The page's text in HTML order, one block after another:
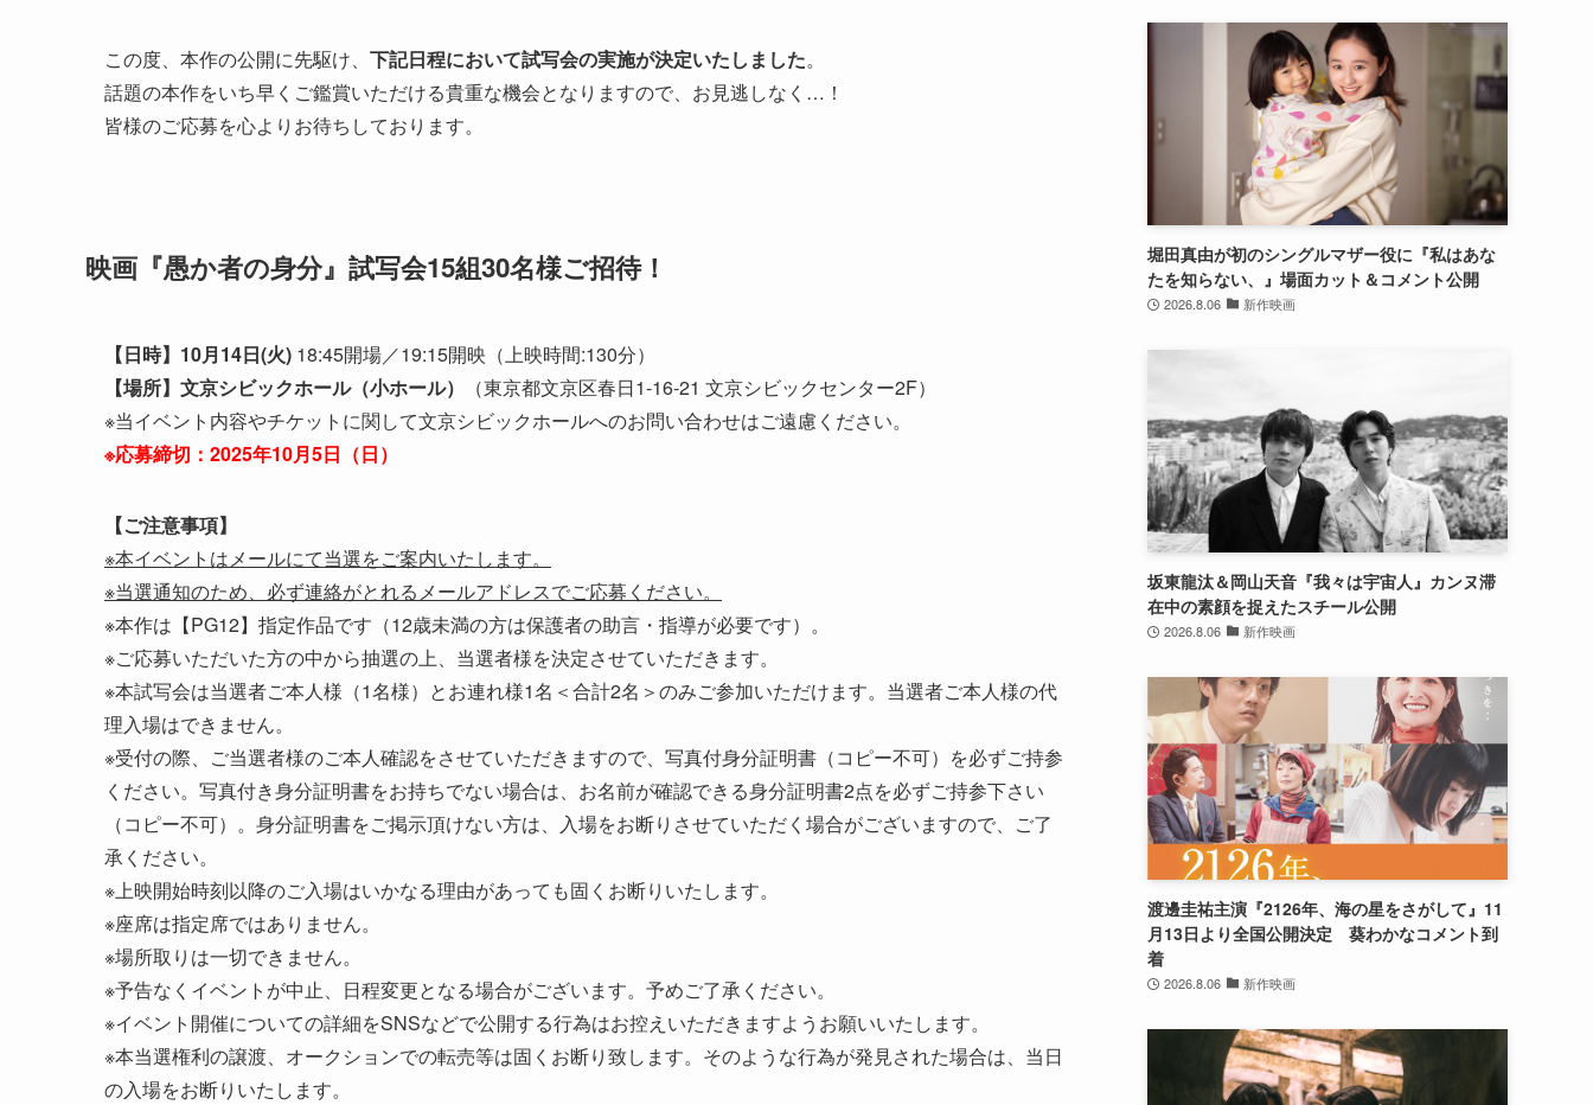
この度、本作の公開に先駆け、 下記日程において試写会の実施が決定いたしました。
話題の本作をいち早くご鑑賞いただける貴重な機会となりますので、お見逃しなく…！
皆様のご応募を心よりお待ちしております。
映画『愚か者の身分』試写会15組30名様ご招待！
【日時】10月14日(火) 18:45開場／19:15開映（上映時間:130分）
【場所】文京シビックホール（小ホール）
（東京都文京区春日1-16-21 文京シビックセンター2F）
※当イベント内容やチケットに関して文京シビックホールへのお問い合わせはご遠慮ください。
※応募締切：2025年10月5日（日）
【ご注意事項】
※本イベントはメールにて当選をご案内いたします。
※当選通知のため、必ず連絡がとれるメールアドレスでご応募ください。
※本作は【PG12】指定作品です（12歳未満の方は保護者の助言・指導が必要です）。
※ご応募いただいた方の中から抽選の上、当選者様を決定させていただきます。
※本試写会は当選者ご本人様（1名様）とお連れ様1名＜合計2名＞のみご参加いただけます。当選者ご本人様の代
理入場はできません。
※受付の際、ご当選者様のご本人確認をさせていただきますので、写真付身分証明書（コピー不可）を必ずご持参
ください。写真付き身分証明書をお持ちでない場合は、お名前が確認できる身分証明書2点を必ずご持参下さい
（コピー不可）。身分証明書をご掲示頂けない方は、入場をお断りさせていただく場合がございますので、ご了
承ください。
※上映開始時刻以降のご入場はいかなる理由があっても固くお断りいたします。
※座席は指定席ではありません。
※場所取りは一切できません。
※予告なくイベントが中止、日程変更となる場合がございます。予めご了承ください。
※イベント開催についての詳細をSNSなどで公開する行為はお控えいただきますようお願いいたします。
※本当選権利の譲渡、オークションでの転売等は固くお断り致します。そのような行為が発見された場合は、当日
の入場をお断りいたします。
堀田真由が初のシングルマザー役に『私はあな
たを知らない、』場面カット＆コメント公開
2026.8.06 新作映画
坂東龍汰＆岡山天音『我々は宇宙人』カンヌ滞
在中の素顔を捉えたスチール公開
2026.8.06 新作映画
渡邊圭祐主演『2126年、海の星をさがして』11
月13日より全国公開決定 葵わかなコメント到
着
2026.8.06 新作映画